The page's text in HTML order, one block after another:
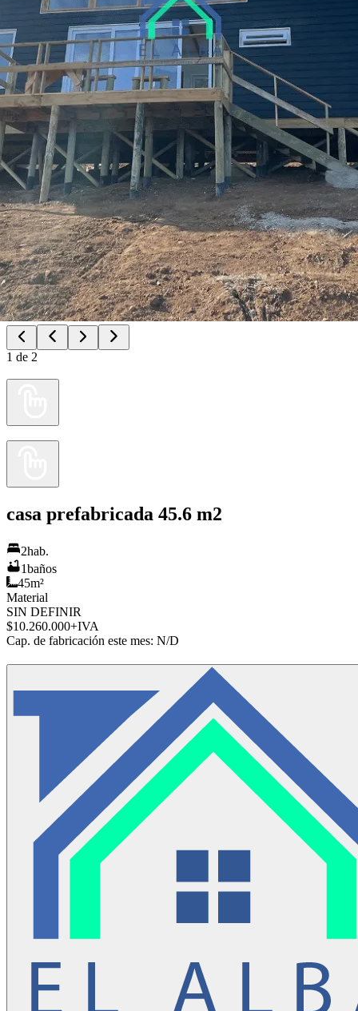
1 de 2
casa prefabricada 45.6 m2
2hab.
1baños
45m²
Material
SIN DEFINIR
$10.260.000+IVA
Cap. de fabricación este mes: N/D